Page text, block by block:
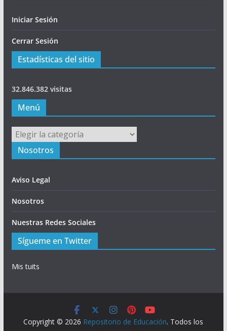
Iniciar Sesión
Cerrar Sesión
Estadísticas del sitio
32.846.382 visitas
Menú
Menú
Nosotros
Aviso Legal
Nosotros
Nuestras Redes Sociales
Sígueme en Twitter
Mis tuits
Copyright © 2026 Repositorio de Educación. Todos los